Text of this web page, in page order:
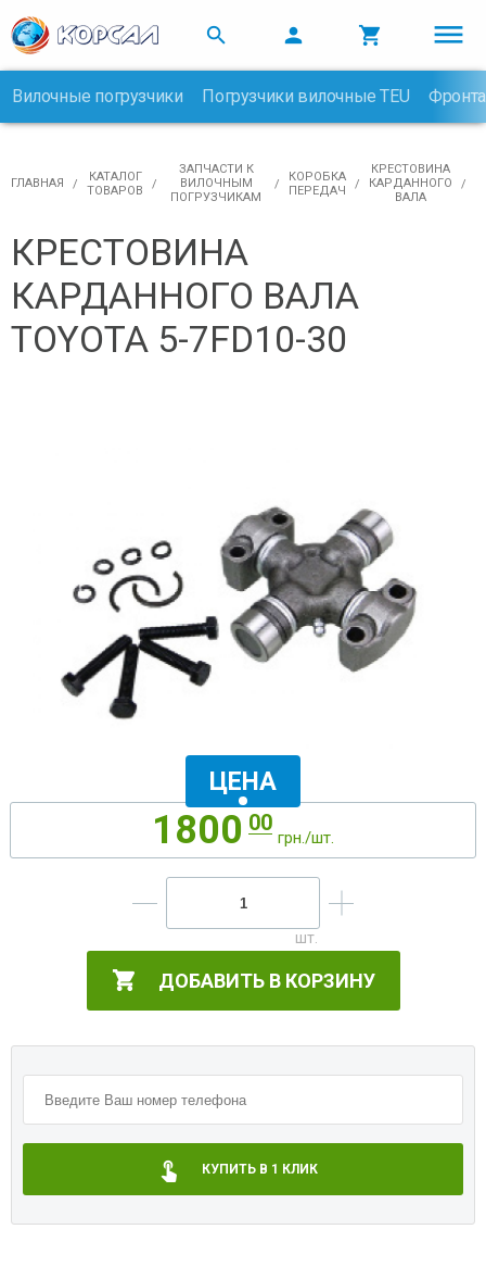
  
Вилочные погрузчики Погрузчики вилочные TEU
ГЛАВНАЯ
КАТАЛОГ
ТОВАРОВ
ЗАПЧАСТИ К
ВИЛОЧНЫМ
ПОГРУЗЧИКАМ
КОРОБКА
ПЕРЕДАЧ
КРЕСТОВИНА
КАРДАННОГО
ВАЛА
КРЕСТОВИНА
КАРДАННОГО ВАЛА
TOYOTA 5-7FD10-30
1800 00
грн./шт.
ЦЕНА
ДОБАВИТЬ В КОРЗИНУ
КУПИТЬ В 1 КЛИК